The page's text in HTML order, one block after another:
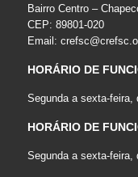
Bairro Centro –
CEP: 89801-020
Email:
HORÁRIO DE
Segunda a sexta-feira,
HORÁRIO DE
Segunda a sexta-feira,